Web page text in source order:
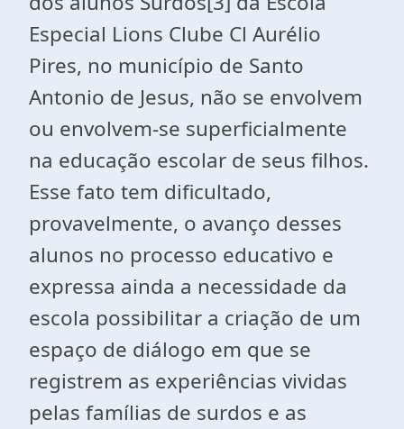
Especial Lions Clube Cl Aurélio
Pires, no município de Santo
Antonio de Jesus, não se envolvem
ou envolvem-se superficialmente
na educação escolar de seus filhos.
Esse fato tem dificultado,
provavelmente, o avanço desses
alunos no processo educativo e
expressa ainda a necessidade da
escola possibilitar a criação de um
espaço de diálogo em que se
registrem as experiências vividas
pelas famílias de surdos e as